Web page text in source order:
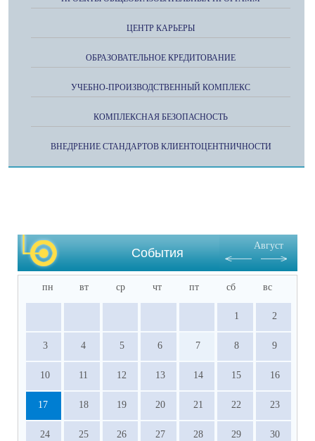
ЦЕНТР КАРЬЕРЫ
ОБРАЗОВАТЕЛЬНОЕ КРЕДИТОВАНИЕ
УЧЕБНО-ПРОИЗВОДСТВЕННЫЙ КОМПЛЕКС
КОМПЛЕКСНАЯ БЕЗОПАСНОСТЬ
ВНЕДРЕНИЕ СТАНДАРТОВ КЛИЕНТОЦЕНТНИЧНОСТИ
События
Август
пн вт ср чт пт сб вс
1 2
3 4 5 6 7 8 9
10 11 12 13 14 15 16
17 18 19 20 21 22 23
24 25 26 27 28 29 30